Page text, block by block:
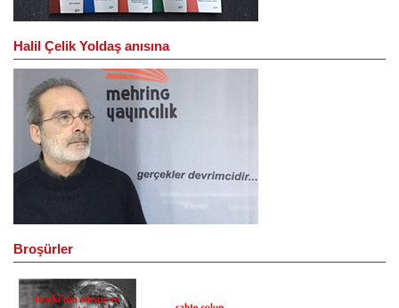
Halil Çelik Yoldaş anısına
Broşürler